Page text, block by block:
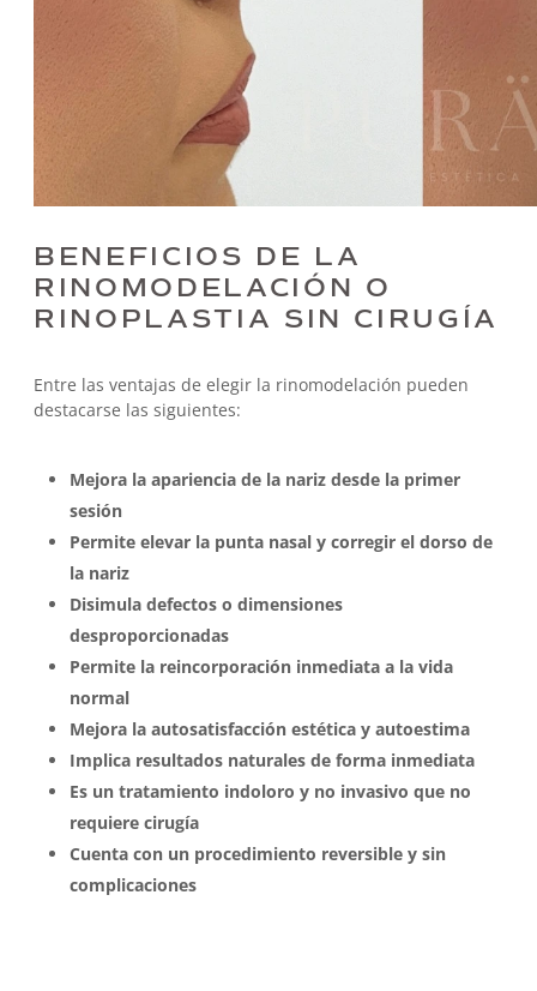
BENEFICIOS DE LA
RINOMODELACIÓN O
RINOPLASTIA SIN CIRUGÍA
Entre las ventajas de elegir la rinomodelación pueden
destacarse las siguientes:
Mejora la apariencia de la nariz desde la primer
sesión
Permite elevar la punta nasal y corregir el dorso de
la nariz
Disimula defectos o dimensiones
desproporcionadas
Permite la reincorporación inmediata a la vida
normal
Mejora la autosatisfacción estética y autoestima
Implica resultados naturales de forma inmediata
Es un tratamiento indoloro y no invasivo que no
requiere cirugía
Cuenta con un procedimiento reversible y sin
complicaciones